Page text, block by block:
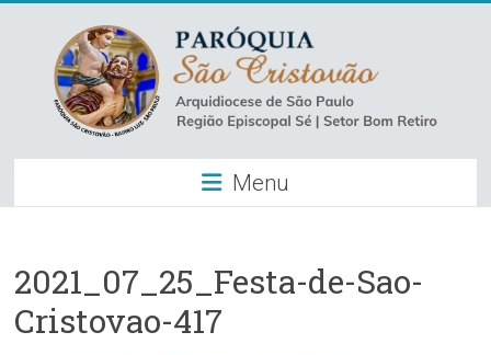
content
Paróquia
São
–
Luz
Menu
2021_07_25_Festa-de-Sao-
Cristovao-417